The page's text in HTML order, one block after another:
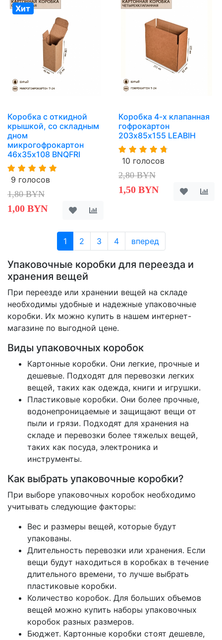
Хит
Коробка с откидной
крышкой, со складным
дном
микрогофрокартон
46х35х108 BNQFRI
9 голосов
1,80 BYN
1,00 BYN
Коробка 4-х клапанная
гофрокартон
203х85х155 LEABIH
10 голосов
2,80 BYN
1,50 BYN
1 2 3 4 вперед
Упаковочные коробки для переезда и
хранения вещей
При переезде или хранении вещей на складе
необходимы удобные и надежные упаковочные
коробки. Их можно купить в нашем интернет-
магазине по выгодной цене.
Виды упаковочных коробок
Картонные коробки. Они легкие, прочные и
дешевые. Подходят для перевозки легких
вещей, таких как одежда, книги и игрушки.
Пластиковые коробки. Они более прочные,
водонепроницаемые и защищают вещи от
пыли и грязи. Подходят для хранения на
складе и перевозки более тяжелых вещей,
таких как посуда, электроника и
инструменты.
Как выбрать упаковочные коробки?
При выборе упаковочных коробок необходимо
учитывать следующие факторы:
Вес и размеры вещей, которые будут
упакованы.
Длительность перевозки или хранения. Если
вещи будут находиться в коробках в течение
длительного времени, то лучше выбрать
пластиковые коробки.
Количество коробок. Для больших объемов
вещей можно купить наборы упаковочных
коробок разных размеров.
Бюджет. Картонные коробки стоят дешевле,